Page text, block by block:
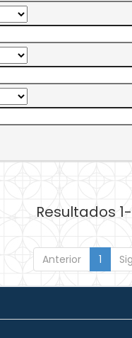
Resultados 1-
Anterior 1